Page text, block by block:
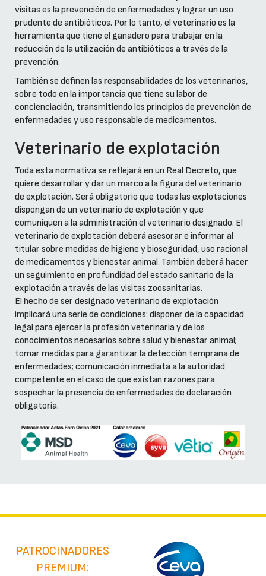
visitas es la prevención de enfermedades y lograr un uso
prudente de antibióticos. Por lo tanto, el veterinario es la
herramienta que tiene el ganadero para trabajar en la
reducción de la utilización de antibióticos a través de la
prevención.
También se definen las responsabilidades de los veterinarios,
sobre todo en la importancia que tiene su labor de
concienciación, transmitiendo los principios de prevención de
enfermedades y uso responsable de medicamentos.
Veterinario de explotación
Toda esta normativa se reflejará en un Real Decreto, que
quiere desarrollar y dar un marco a la figura del veterinario
de explotación. Será obligatorio que todas las explotaciones
dispongan de un veterinario de explotación y que
comuniquen a la administración el veterinario designado. El
veterinario de explotación deberá asesorar e informar al
titular sobre medidas de higiene y bioseguridad, uso racional
de medicamentos y bienestar animal. También deberá hacer
un seguimiento en profundidad del estado sanitario de la
explotación a través de las visitas zoosanitarias.
El hecho de ser designado veterinario de explotación
implicará una serie de condiciones: disponer de la capacidad
legal para ejercer la profesión veterinaria y de los
conocimientos necesarios sobre salud y bienestar animal;
tomar medidas para garantizar la detección temprana de
enfermedades; comunicación inmediata a la autoridad
competente en el caso de que existan razones para
sospechar la presencia de enfermedades de declaración
obligatoria.
PATROCINADORES
PREMIUM: